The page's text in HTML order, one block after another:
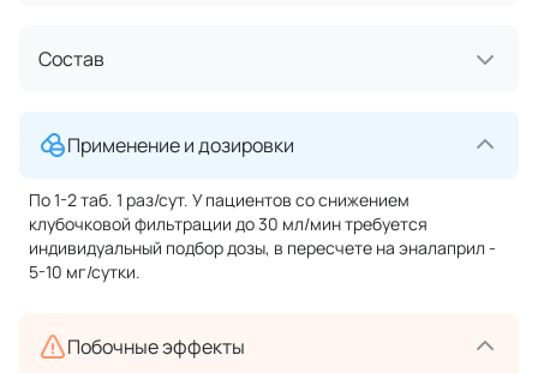
Состав
Применение и дозировки
По 1-2 таб. 1 раз/сут. У пациентов со снижением
клубочковой фильтрации до 30 мл/мин требуется
индивидуальный подбор дозы, в пересчете на эналаприл -
5-10 мг/сутки.
Побочные эффекты